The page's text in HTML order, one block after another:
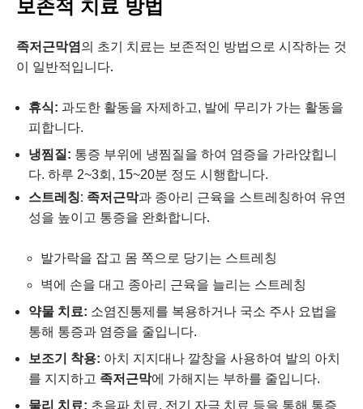
보존적 치료 방법
족저근막염의 초기 치료는 보존적인 방법으로 시작하는 것
이 일반적입니다.
휴식: 과도한 활동을 자제하고, 발에 무리가 가는 활동을
피합니다.
냉찜질: 통증 부위에 냉찜질을 하여 염증을 가라앉힙니
다. 하루 2~3회, 15~20분 정도 시행합니다.
스트레칭: 족저근막과 종아리 근육을 스트레칭하여 유연
성을 높이고 통증을 완화합니다.
발가락을 잡고 몸 쪽으로 당기는 스트레칭
벽에 손을 대고 종아리 근육을 늘리는 스트레칭
약물 치료: 소염진통제를 복용하거나 국소 주사 요법을
통해 통증과 염증을 줄입니다.
보조기 착용: 아치 지지대나 깔창을 사용하여 발의 아치
를 지지하고 족저근막에 가해지는 부하를 줄입니다.
물리 치료: 초음파 치료, 전기 자극 치료 등을 통해 통증